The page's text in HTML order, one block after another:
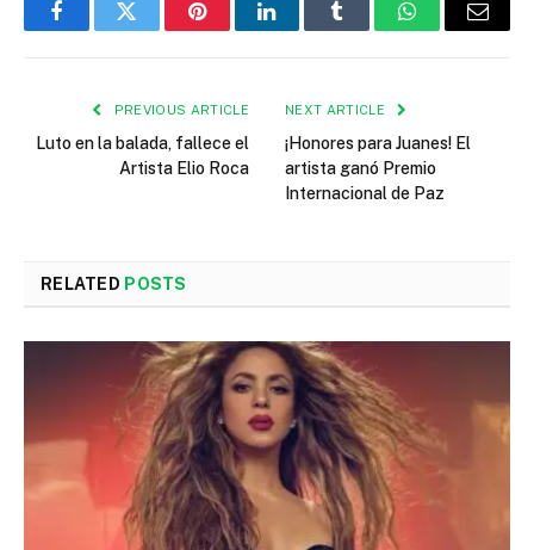
FacebookTwitter PinterestLinkedInTumblr WhatsAppEmail
PREVIOUS ARTICLE
Luto en la balada, fallece el
Artista Elio Roca
NEXT ARTICLE
¡Honores para Juanes! El
artista ganó Premio
Internacional de Paz
RELATED POSTS